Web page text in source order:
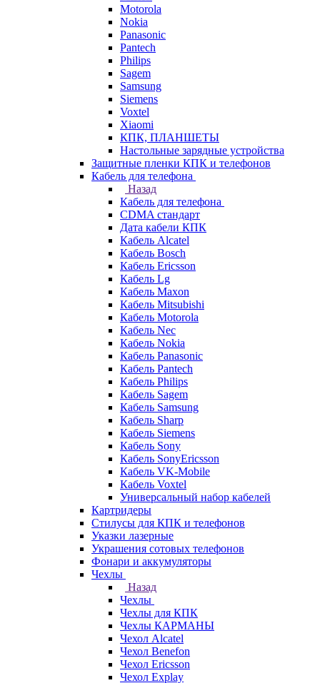
Motorola
Nokia
Panasonic
Pantech
Philips
Sagem
Samsung
Siemens
Voxtel
Xiaomi
КПК, ПЛАНШЕТЫ
Настольные зарядные устройства
Защитные пленки КПК и телефонов
Кабель для телефона
Назад
Кабель для телефона
CDMA стандарт
Дата кабели КПК
Кабель Alcatel
Кабель Bosch
Кабель Ericsson
Кабель Lg
Кабель Maxon
Кабель Mitsubishi
Кабель Motorola
Кабель Nec
Кабель Nokia
Кабель Panasonic
Кабель Pantech
Кабель Philips
Кабель Sagem
Кабель Samsung
Кабель Sharp
Кабель Siemens
Кабель Sony
Кабель SonyEricsson
Кабель VK-Mobile
Кабель Voxtel
Универсальный набор кабелей
Картридеры
Стилусы для КПК и телефонов
Указки лазерные
Украшения сотовых телефонов
Фонари и аккумуляторы
Чехлы
Назад
Чехлы
Чехлы для КПК
Чехлы КАРМАНЫ
Чехол Alcatel
Чехол Benefon
Чехол Ericsson
Чехол Explay